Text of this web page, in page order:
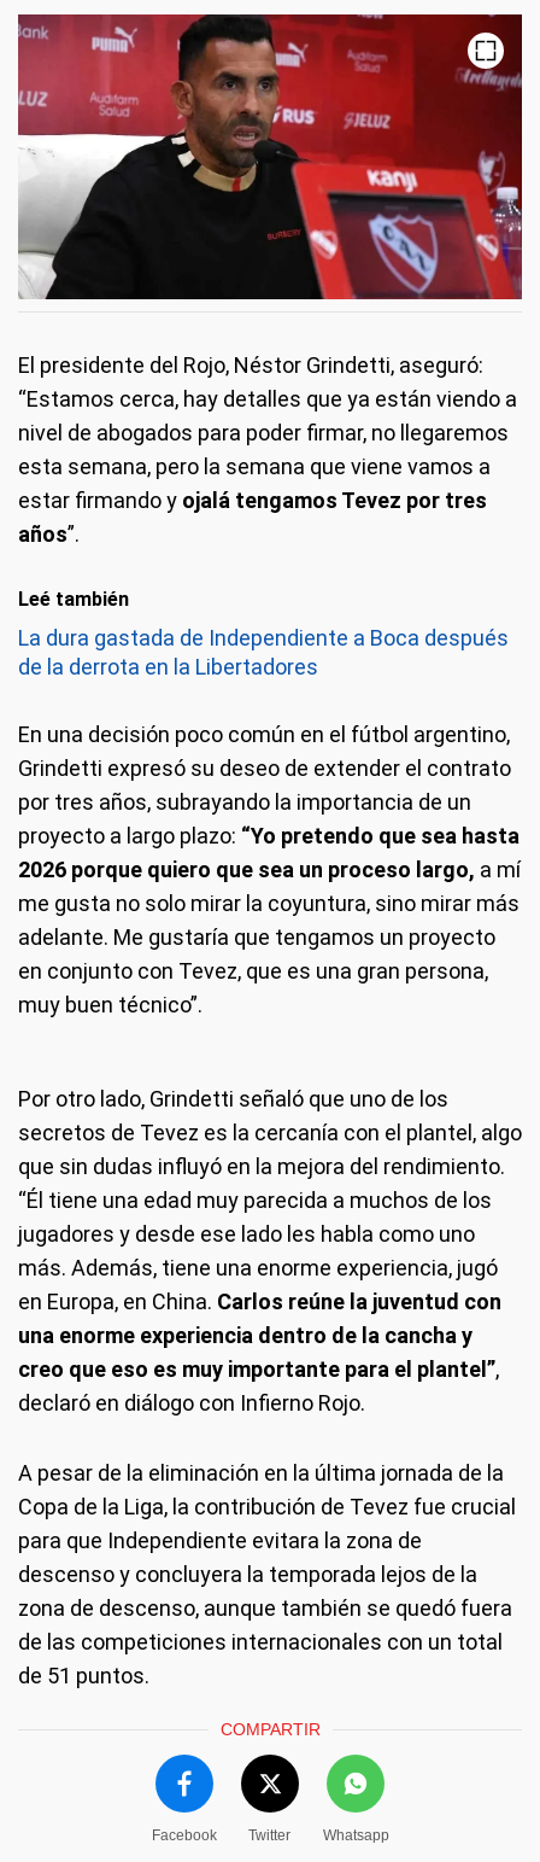
El presidente del Rojo, Néstor Grindetti, aseguró:
“Estamos cerca, hay detalles que ya están viendo a
nivel de abogados para poder firmar, no llegaremos
esta semana, pero la semana que viene vamos a
estar firmando y ojalá tengamos Tevez por tres
años”.
Leé también
La dura gastada de Independiente a Boca después
de la derrota en la Libertadores
En una decisión poco común en el fútbol argentino,
Grindetti expresó su deseo de extender el contrato
por tres años, subrayando la importancia de un
proyecto a largo plazo: “Yo pretendo que sea hasta
2026 porque quiero que sea un proceso largo, a mí
me gusta no solo mirar la coyuntura, sino mirar más
adelante. Me gustaría que tengamos un proyecto
en conjunto con Tevez, que es una gran persona,
muy buen técnico”.
Por otro lado, Grindetti señaló que uno de los
secretos de Tevez es la cercanía con el plantel, algo
que sin dudas influyó en la mejora del rendimiento.
“Él tiene una edad muy parecida a muchos de los
jugadores y desde ese lado les habla como uno
más. Además, tiene una enorme experiencia, jugó
en Europa, en China. Carlos reúne la juventud con
una enorme experiencia dentro de la cancha y
creo que eso es muy importante para el plantel”,
declaró en diálogo con Infierno Rojo.
A pesar de la eliminación en la última jornada de la
Copa de la Liga, la contribución de Tevez fue crucial
para que Independiente evitara la zona de
descenso y concluyera la temporada lejos de la
zona de descenso, aunque también se quedó fuera
de las competiciones internacionales con un total
de 51 puntos.
COMPARTIR
Facebook Twitter Whatsapp